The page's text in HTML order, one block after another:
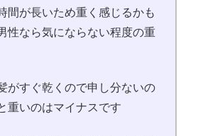
間が長いため重く感じるかも
性なら気にならない程度の重
がすぐ乾くので申し分ないの
重いのはマイナスです